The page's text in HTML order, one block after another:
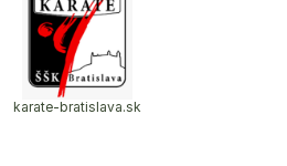
karate-bratislava.sk